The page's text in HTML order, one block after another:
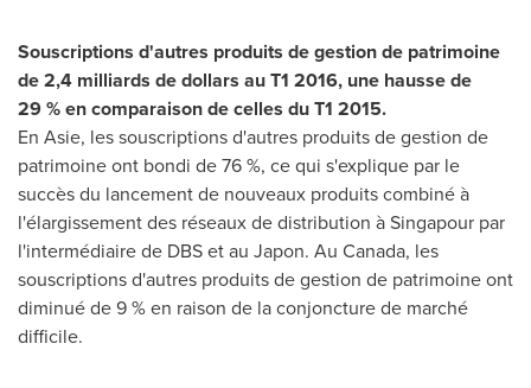
Souscriptions d'autres produits de gestion de patrimoine
de 2,4 milliards de dollars au T1 2016, une hausse de
29% en comparaison de celles du T1 2015.
En Asie, les souscriptions d'autres produits de gestion de
patrimoine ont bondi de 76 %, ce qui s'explique par le
succès du lancement de nouveaux produits combiné à
l'élargissement des réseaux de distribution à Singapour par
l'intermédiaire de DBS et au Japon. Au Canada, les
souscriptions d'autres produits de gestion de patrimoine ont
diminué de 9 % en raison de la conjoncture de marché
difficile.